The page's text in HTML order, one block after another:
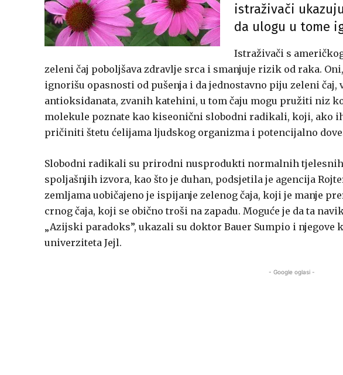
istraživači
da ulogu u tome
Istraživači s
zeleni čaj poboljšava zdravlje srca i smanjuje rizik od raka.
ignorišu opasnosti od pušenja i da jednostavno piju zeleni čaj,
antioksidanata, zvanih katehini, u tom čaju mogu pružiti niz
molekule poznate kao kiseonični slobodni radikali, koji, ako
pričiniti štetu ćelijama ljudskog organizma i potencijalno
Slobodni radikali su prirodni nusprodukti normalnih tjelesnih
spoljašnjih izvora, kao što je duhan, podsjetila je agencija
zemljama uobičajeno je ispijanje zelenog čaja, koji je manje
crnog čaja, koji se obično troši na zapadu. Moguće je da ta
„Azijski paradoks”, ukazali su doktor Bauer Sumpio i njegove
univerziteta Jejl.
- Google oglasi -